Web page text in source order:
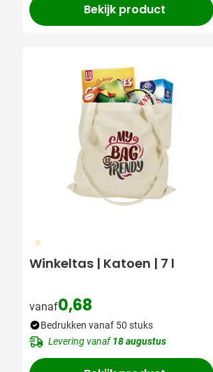
Bekijk product
604
Winkeltas | Katoen | 7 l
vanaf0,68
Bedrukken vanaf 50 stuks
Levering vanaf18 augustus